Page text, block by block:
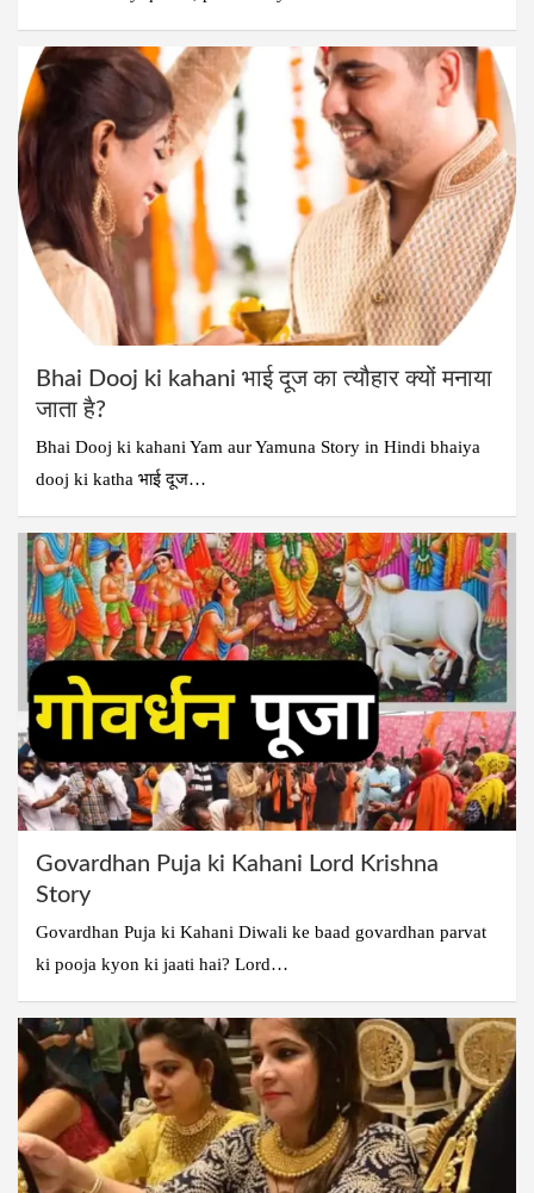
Bhai Dooj ki kahani भाई दूज का त्यौहार क्यों मनाया
जाता है?
Bhai Dooj ki kahani Yam aur Yamuna Story in Hindi bhaiya
dooj ki katha भाई दूज…
Govardhan Puja ki Kahani Lord Krishna
Story
Govardhan Puja ki Kahani Diwali ke baad govardhan parvat
ki pooja kyon ki jaati hai? Lord…